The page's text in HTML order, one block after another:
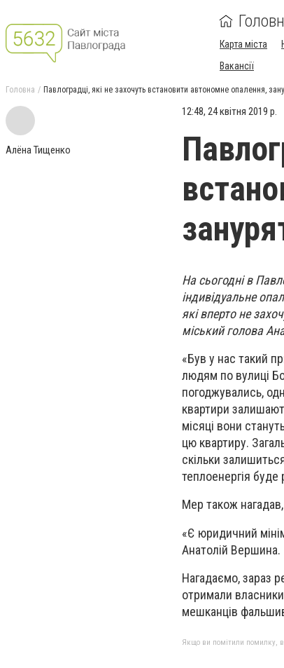
Карта міста
Вакансії
Головна Павлоградці, які не захочуть встановити автономне опалення,
Алёна Тищенко
12:48, 24 квітня 2019 р.
На сьогодні в
індивідуальне
які вперто не
міський голова
«Був у нас такий
людям по вулиці
погоджувались,
квартири
місяці вони
цю квартиру.
скільки
теплоенергія буде
Мер також
«Є юридичний
Анатолій Вершина.
Нагадаємо, зараз
отримали
мешканців
Якщо ви помітили помилку,